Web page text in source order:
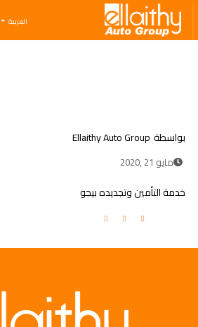
Ellaithy Auto Group
العربية
بواسطة Ellaithy Auto Group
مايو 21 ,2020
خدمة التأمين وتجديده بيجو